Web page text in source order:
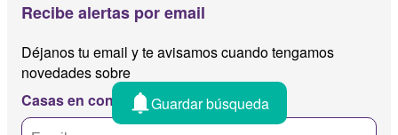
Recibe alertas por email
Déjanos tu email y te avisamos cuando tengamos
novedades sobre
Casas en condominios coquimatlan
Guardar búsqueda